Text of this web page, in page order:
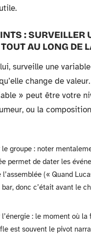
: SURVEILLER
AU LONG DE
surveille une
change de
» peut être votre
ou la
groupe : noter
permet de dater les
(« Quand
donc c’était avant le
: le moment où
est souvent le pivot